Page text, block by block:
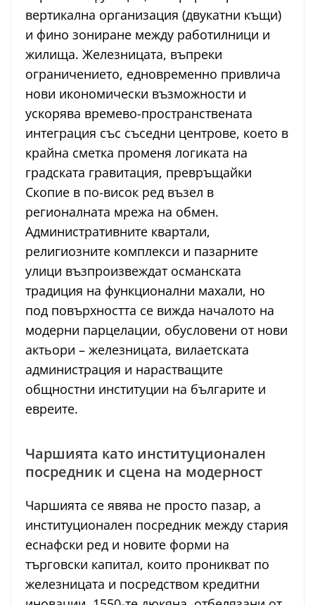
вертикална организация (двукатни къщи)
и фино зониране между работилници и
жилища. Железницата, въпреки
ограничението, едновременно привлича
нови икономически възможности и
ускорява времево-пространствената
интеграция със съседни центрове, което в
крайна сметка променя логиката на
градската гравитация, превръщайки
Скопие в по-висок ред възел в
регионалната мрежа на обмен.
Административните квартали,
религиозните комплекси и пазарните
улици възпроизвеждат османската
традиция на функционални махали, но
под повърхността се вижда началото на
модерни парцелации, обусловени от нови
актьори – железницата, вилаетската
администрация и нарастващите
общностни институции на българите и
евреите.
Чаршията като институционален
посредник и сцена на модерност
Чаршията се явява не просто пазар, а
институционален посредник между стария
еснафски ред и новите форми на
търговски капитал, които проникват по
железницата и посредством кредитни